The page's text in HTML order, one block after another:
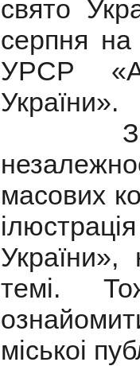
свято
серпня
УРСР
України».
З
масових
України»,
темі.
міськоі